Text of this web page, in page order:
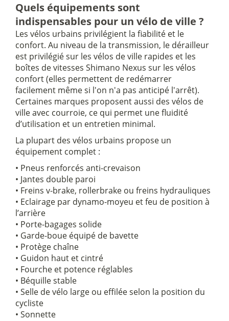
Quels équipements sont
indispensables pour un vélo de ville ?
Les vélos urbains privilégient la fiabilité et le
confort. Au niveau de la transmission, le dérailleur
est privilégié sur les vélos de ville rapides et les
boîtes de vitesses Shimano Nexus sur les vélos
confort (elles permettent de redémarrer
facilement même si l'on n'a pas anticipé l'arrêt).
Certaines marques proposent aussi des vélos de
ville avec courroie, ce qui permet une fluidité
d’utilisation et un entretien minimal.
La plupart des vélos urbains propose un
équipement complet :
• Pneus renforcés anti-crevaison
• Jantes double paroi
• Freins v-brake, rollerbrake ou freins hydrauliques
• Eclairage par dynamo-moyeu et feu de position à
l’arrière
• Porte-bagages solide
• Garde-boue équipé de bavette
• Protège chaîne
• Guidon haut et cintré
• Fourche et potence réglables
• Béquille stable
• Selle de vélo large ou effilée selon la position du
cycliste
• Sonnette